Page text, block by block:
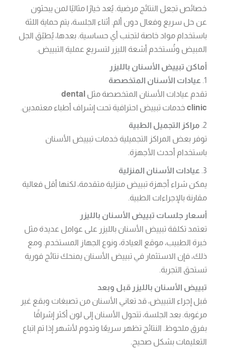
خصائص تجعل النتائج مرضية. يُعد خيارًا مثاليًا لمن يبحثون
عن حل سريع وفعال دون ألم. أثناء الجلسة، يتم حماية اللثة
باستخدام مواد خاصة لتجنب أي حساسية. بعدها، يُطبّق الجل
المبيض وتُستخدم أشعة الليزر لتسريع عملية التبييض.
أماكن تبييض الأسنان بالليزر
1. عيادات الأسنان المتخصصة
تقدم عيادات الأسنان المتخصصة مثلdental
clinic خدمات تبييض احترافية تحت إشراف أطباء معتمدين.
2. مراكز التجميل الطبية
توفر بعض المراكز التجميلية خدمات تبييض الأسنان
باستخدام أحدث الأجهزة.
3. عيادات الأسنان المنزلية
يمكن شراء أجهزة تبييض منزلية متقدمة، لكنها أقل فعالية
مقارنة بالإجراءات الطبية.
أسعار جلسات تبييض الأسنان بالليزر
تعتمد تكلفة تبييض الأسنان بالليزر على عوامل عديدة مثل
خبرة الطبيب، موقع العيادة، ونوع الجهاز المستخدم. ومع
ذلك، فإن الاستثمار في تبييض الأسنان يمنحك نتائج فورية
تستحق التجربة.
تبييض الأسنان بالليزر قبل وبعد
قبل إجراء التبييض، قد تعاني الأسنان من تصبغات وبقع غير
مرغوبة. بعد الجلسة، تتحول الأسنان إلى لون أكثر إشراقًا
بفرق ملحوظ. النتائج تظهر سريعًا وتدوم لأشهر إذا تم اتباع
التعليمات بشكل صحيح.